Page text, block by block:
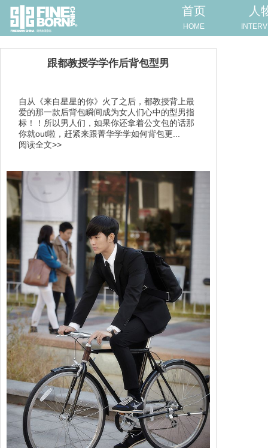
首页
HOME
人
跟都教授学学作后背包型男
自从《来自星星的你》火了之后，都教授背上最
爱的那一款后背包瞬间成为女人们心中的型男指
标！！所以男人们，如果你还拿着公文包的话那
你就out啦，赶紧来跟菁华学学如何背包更...
阅读全文>>